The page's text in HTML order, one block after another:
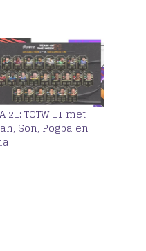
21: TOTW 11 met
Son, Pogba en